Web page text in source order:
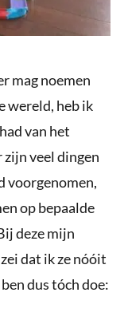
mag noemen
wereld, heb ik
van het
veel dingen
voorgenomen,
op bepaalde
deze mijn
dat ik ze nóóit
dus tóch doe: